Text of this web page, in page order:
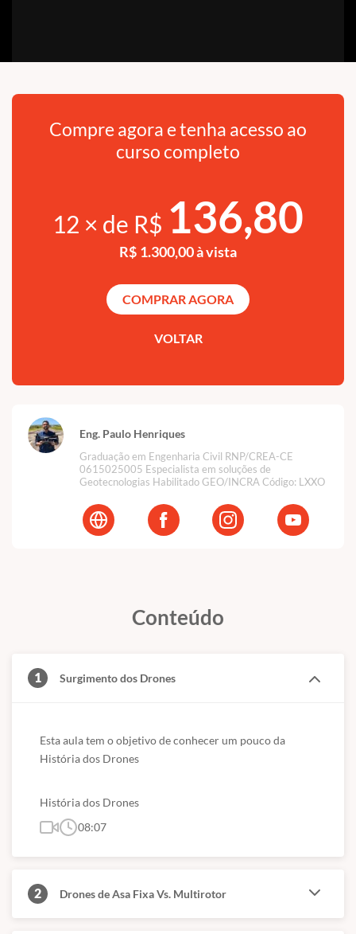
Eng. Paulo Henriques
Graduação em Engenharia Civil RNP/CREA-CE
0615025005 Especialista em soluções de
Geotecnologias Habilitado GEO/INCRA Código: LXXO
Compre agora e tenha acesso ao
curso completo
12 × de R$ 136,80
R$ 1.300,00 à vista
COMPRAR AGORA
VOLTAR
Conteúdo
1 Surgimento dos Drones
Esta aula tem o objetivo de conhecer um pouco da
História dos Drones
História dos Drones
08:07
2 Drones de Asa Fixa Vs. Multirotor